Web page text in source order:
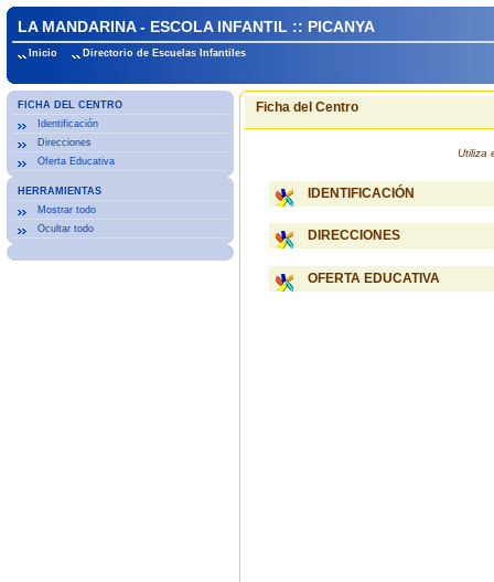
LA MANDARINA - ESCOLA INFANTIL :: PICANYA
Inicio Directorio de Escuelas Infantiles
FICHA DEL CENTRO
Identificación
Direcciones
Oferta Educativa
HERRAMIENTAS
Mostrar todo
Ocultar todo
Ficha del Centro
Utiliza
IDENTIFICACIÓN
DIRECCIONES
OFERTA EDUCATIVA